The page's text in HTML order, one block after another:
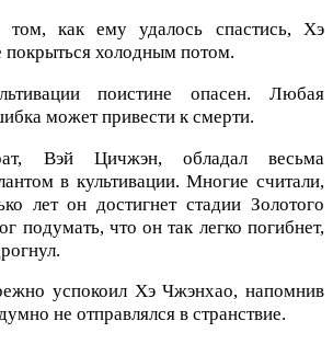
как ему удалось спастись, Хэ
холодным потом.
поистине опасен. Любая
может привести к смерти.
Вэй Цичжэн, обладал весьма
в культивации. Многие считали,
лет он достигнет стадии Золотого
подумать, что он так легко погибнет,
успокоил Хэ Чжэнхао, напомнив
не отправлялся в странствие.